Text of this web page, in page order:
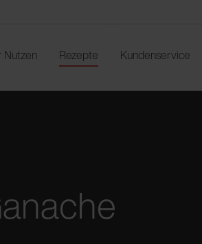
Nutzen Rezepte Kundenservice